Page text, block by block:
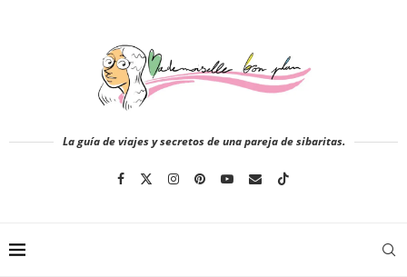
La guía de viajes y secretos de una pareja de sibaritas.